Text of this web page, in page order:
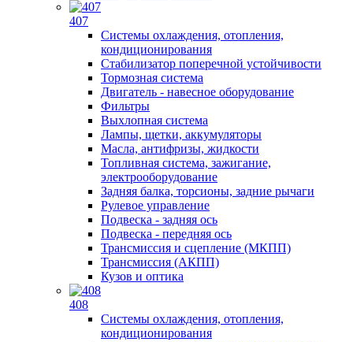
407
Системы охлаждения, отопления,
кондиционирования
Стабилизатор поперечной устойчивости
Тормозная система
Двигатель - навесное оборудование
Фильтры
Выхлопная система
Лампы, щетки, аккумуляторы
Масла, антифризы, жидкости
Топливная система, зажигание,
электрооборудование
Задняя балка, торсионы, задние рычаги
Рулевое управление
Подвеска - задняя ось
Подвеска - передняя ось
Трансмиссия и сцепление (МКПП)
Трансмиссия (АКПП)
Кузов и оптика
408
Системы охлаждения, отопления,
кондиционирования